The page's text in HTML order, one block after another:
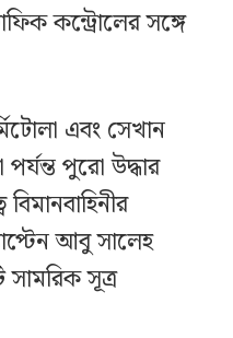
কন্ট্রোলের সঙ্গে
এবং সেখান
পুরো উদ্ধার
আবু সালেহ
সামরিক সূত্র